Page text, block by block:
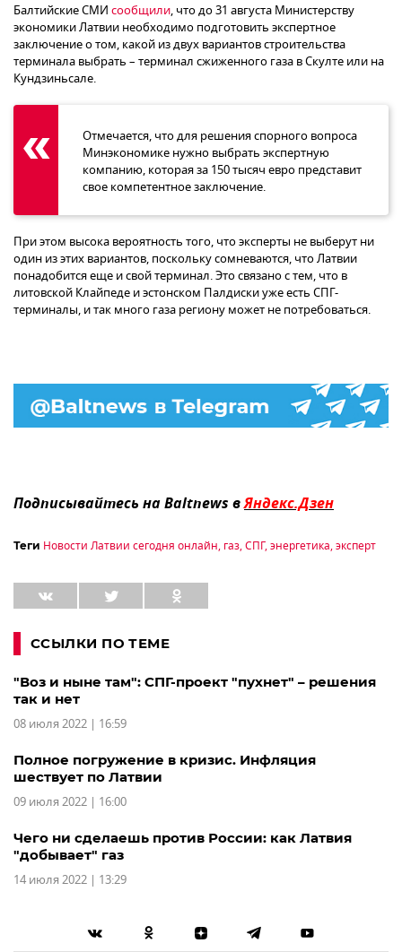
Балтийские СМИ сообщили, что до 31 августа Министерству
экономики Латвии необходимо подготовить экспертное
заключение о том, какой из двух вариантов строительства
терминала выбрать – терминал сжиженного газа в Скулте или на
Кундзиньсале.
Отмечается, что для решения спорного вопроса
Минэкономике нужно выбрать экспертную
компанию, которая за 150 тысяч евро представит
свое компетентное заключение.
При этом высока вероятность того, что эксперты не выберут ни
один из этих вариантов, поскольку сомневаются, что Латвии
понадобится еще и свой терминал. Это связано с тем, что в
литовской Клайпеде и эстонском Палдиски уже есть СПГ-
терминалы, и так много газа региону может не потребоваться.
Подписывайтесь на Baltnews вЯндекс.Дзен
Теги Новости Латвии сегодня онлайн, газ,СПГ,энергетика,эксперт
ССЫЛКИ ПО ТЕМЕ
"Воз и ныне там": СПГ-проект "пухнет" – решения
так и нет
08 июля 2022 | 16:59
Полное погружение в кризис. Инфляция
шествует по Латвии
09 июля 2022 | 16:00
Чего ни сделаешь против России: как Латвия
"добывает" газ
14 июля 2022 | 13:29